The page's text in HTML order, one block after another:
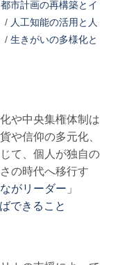
都市計画の再構築とイ
/ 人工知能の活用と人
/ 生きがいの多様化と
や中央集権体制は
や信仰の多元化、
て、個人が独自の
の時代へ移行す
がリーダー」
できること